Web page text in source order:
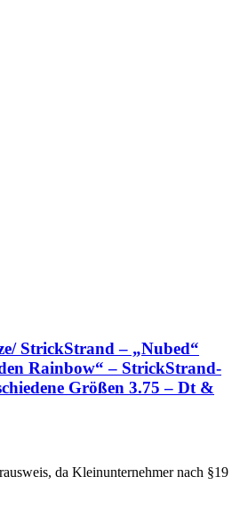
StrickStrand – „Nubed“
Rainbow“ – StrickStrand-
Größen 3.75 – Dt &
da Kleinunternehmer nach §19